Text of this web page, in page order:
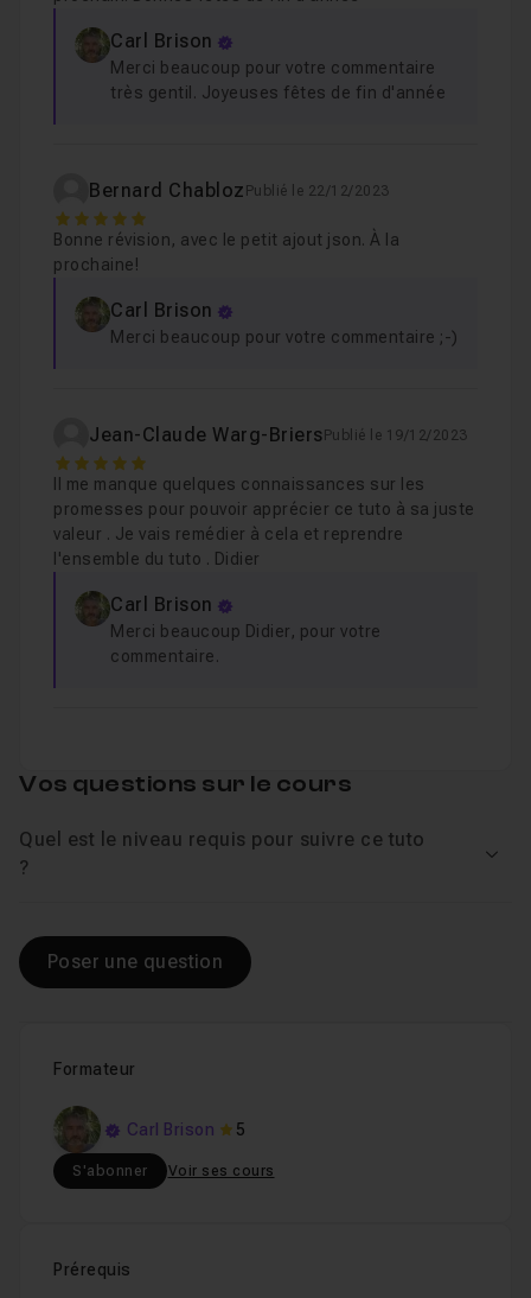
Leçon 7 Programmer la fermeture de la section cliquée
Carl Brison
Merci beaucoup pour votre commentaire
très gentil. Joyeuses fêtes de fin d'année
Bernard Chabloz Publié le 22/12/2023
5
Bonne révision, avec le petit ajout json. À la
prochaine!
Carl Brison
Merci beaucoup pour votre commentaire ;-)
Jean-Claude Warg-Briers Publié le 19/12/2023
5
Il me manque quelques connaissances sur les
promesses pour pouvoir apprécier ce tuto à sa juste
valeur . Je vais remédier à cela et reprendre
l'ensemble du tuto . Didier
Carl Brison
Merci beaucoup Didier, pour votre
commentaire.
Formateur
Carl Brison 5
S'abonner Voir ses cours
Prérequis
Vos questions sur le cours
Quel est le niveau requis pour suivre ce tuto
?
Poser une question